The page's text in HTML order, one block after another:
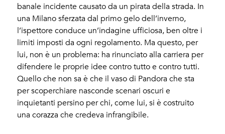
banale incidente causato da un pirata della strada. In
una Milano sferzata dal primo gelo dell’inverno,
l’ispettore conduce un’indagine ufficiosa, ben oltre i
limiti imposti da ogni regolamento. Ma questo, per
lui, non è un problema: ha rinunciato alla carriera per
difendere le proprie idee contro tutto e contro tutti.
Quello che non sa è che il vaso di Pandora che sta
per scoperchiare nasconde scenari oscuri e
inquietanti persino per chi, come lui, si è costruit­­o
una corazza che credeva infrangibile.